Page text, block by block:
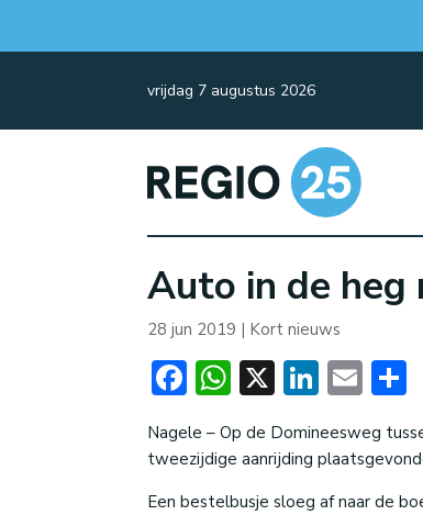
vrijdag 7 augustus 2026
Auto in de heg
28 jun 2019 | Kort nieuws
Facebook
WhatsApp
X
Nagele – Op de Domineesweg
tweezijdige aanrijding
Een bestelbusje sloeg af naar de